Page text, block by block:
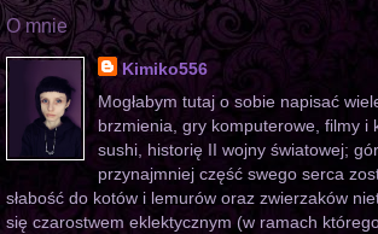
O mnie
Kimiko556
Mogłabym tutaj o sobie napisać
brzmienia, gry komputerowe, filmy i
sushi, historię II wojny światowej;
przynajmniej część swego serca
słabość do kotów i lemurów oraz zwierzaków
się czarostwem eklektycznym (w ramach